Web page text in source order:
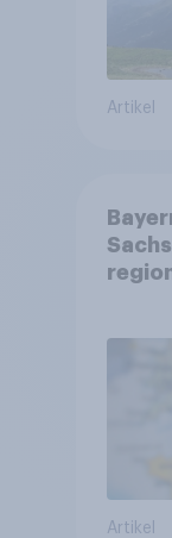
Artikel
Artikel